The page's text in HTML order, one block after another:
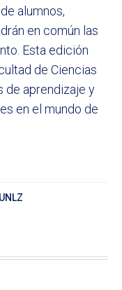
alumnos,
en común las
Esta edición
de Ciencias
de aprendizaje y
en el mundo de
UNLZ